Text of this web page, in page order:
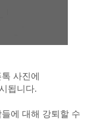
사진에
됩니다.
에 대해 강퇴할 수